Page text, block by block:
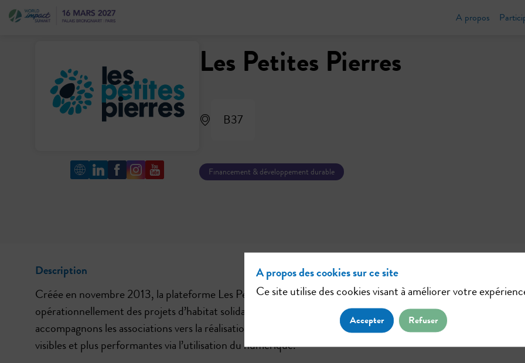
A propos
Les Petites Pierres
B37
Financement & développement durable
Description
Créée en novembre 2013, la plateforme Les Petites Pierres a vocation à soutenir financièrement et
opérationnellement des projets d’habitat solidaire en France. Grâce au financement participatif, nous
accompagnons les associations vers la réalisation de leurs projets et nous les renforçons en les rendant plus
visibles et plus performantes via l’utilisation du numérique.
A propos des cookies sur ce site
Ce site utilise des cookies visant à améliorer votre
Accepter Refuser